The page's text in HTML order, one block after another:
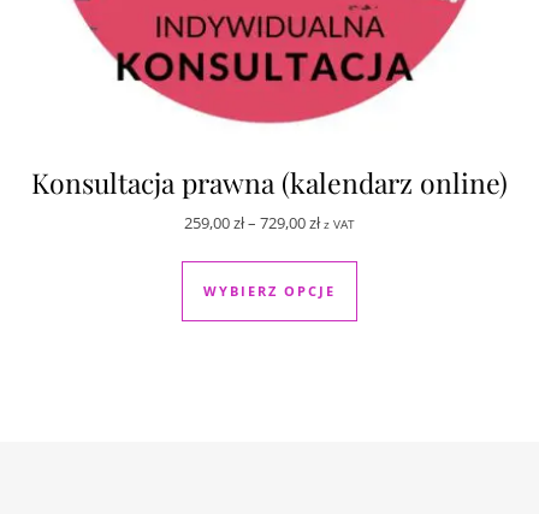
Konsultacja prawna (kalendarz online)
259,00zł– 729,00złZakres cen: od 259,00 zł do
z VAT
WYBIERZ OPCJE
Ten produkt ma